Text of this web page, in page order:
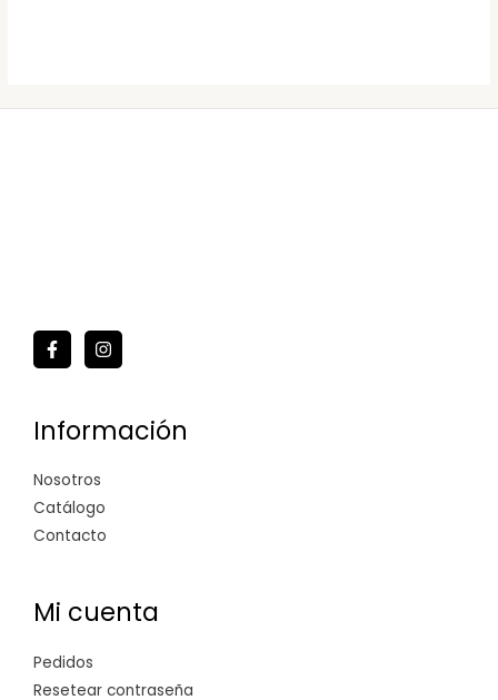
Información
Nosotros
Catálogo
Contacto
Mi cuenta
Pedidos
Resetear contraseña